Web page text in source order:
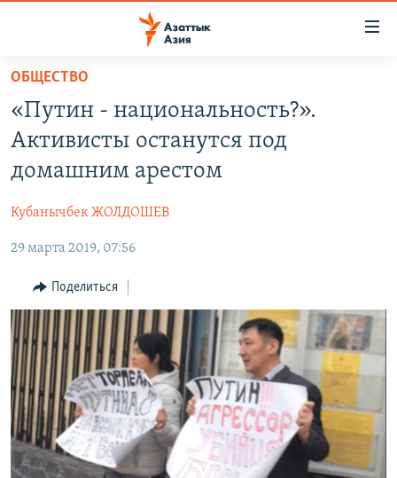
Вернуться
основному
содержанию
главной
навигации
Вернутся
поиску
КАЗАХСТАН
НОВОСТИ
КЫРГЫЗЧА
ЎЗБЕКЧА
ТОҶИКӢ
TÜRKMENÇE
Все сайты РСЕ/РС
ОБЩЕСТВО
«Путин - национальность?».
Активисты останутся под
домашним арестом
Кубанычбек ЖОЛДОШЕВ
29 марта 2019, 07:56
Поделиться